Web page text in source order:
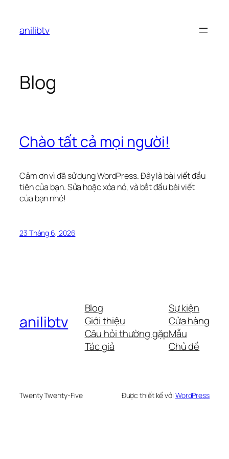
phầnanilibtv
Blog
Chào tất cả mọi người!
Cảm ơn vì đã sử dụng WordPress. Đây là bài viết đầu
tiên của bạn. Sửa hoặc xóa nó, và bắt đầu bài viết
của bạn nhé!
23 Tháng 6, 2026
anilibtv
Blog
Giới thiệu
Câu hỏi thường gặp
Tác giả
Sự kiện
Cửa hàng
Mẫu
Chủ đề
Twenty Twenty-Five Được thiết kế với WordPress